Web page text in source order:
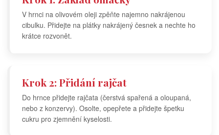
V hrnci na olivovém oleji zpěňte najemno nakrájenou
cibulku. Přidejte na plátky nakrájený česnek a nechte ho
krátce rozvonět.
Krok 2: Přidání rajčat
Do hrnce přidejte rajčata (čerstvá spařená a oloupaná,
nebo z konzervy). Osolte, opepřete a přidejte špetku
cukru pro zjemnění kyselosti.